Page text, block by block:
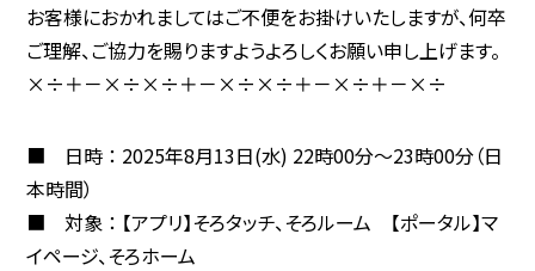
お客様におかれましてはご不便をお掛けいたしますが、何卒
ご理解、ご協力を賜りますようよろしくお願い申し上げます。
×÷＋－×÷×÷＋－×÷×÷＋－×÷＋－×÷
■ 日時 ： 2025年8月13日(水) 22時00分～23時00分（日
本時間）
■ 対象 ： 【アプリ】そろタッチ、そろルーム 【ポータル】マ
イページ、そろホーム